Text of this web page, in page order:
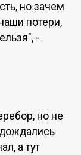
но зачем
потери,
-
но не
а тут